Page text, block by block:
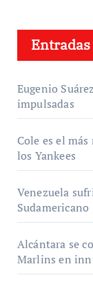
Eugenio
impulsadas
Cole es el
los Yankees
Venezuela
Sudamericano
Alcántara se
Marlins en